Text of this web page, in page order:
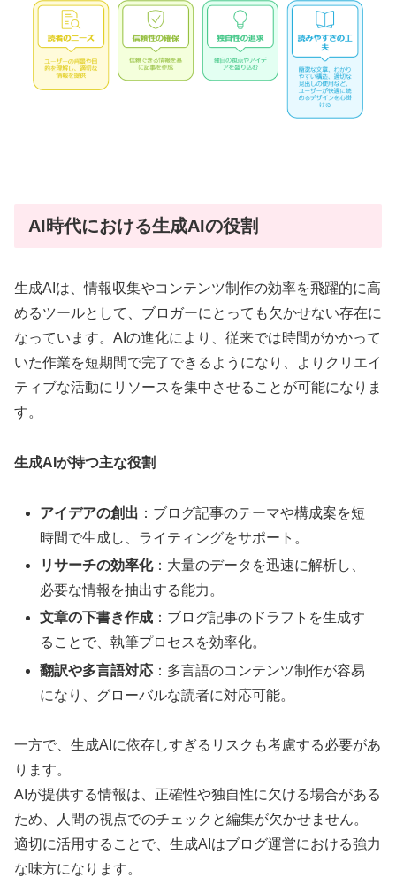
AI時代における生成AIの役割
生成AIは、情報収集やコンテンツ制作の効率を飛躍的に高
めるツールとして、ブロガーにとっても欠かせない存在に
なっています。AIの進化により、従来では時間がかかって
いた作業を短期間で完了できるようになり、よりクリエイ
ティブな活動にリソースを集中させることが可能になりま
す。
生成AIが持つ主な役割
アイデアの創出 ：ブログ記事のテーマや構成案を短
時間で生成し、ライティングをサポート。
リサーチの効率化：大量のデータを迅速に解析し、
必要な情報を抽出する能力。
文章の下書き作成 ：ブログ記事のドラフトを生成す
ることで、執筆プロセスを効率化。
翻訳や多言語対応 ：多言語のコンテンツ制作が容易
になり、グローバルな読者に対応可能。
一方で、生成AIに依存しすぎるリスクも考慮する必要があ
ります。
AIが提供する情報は、正確性や独自性に欠ける場合がある
ため、人間の視点でのチェックと編集が欠かせません。
適切に活用することで、生成AIはブログ運営における強力
な味方になります。